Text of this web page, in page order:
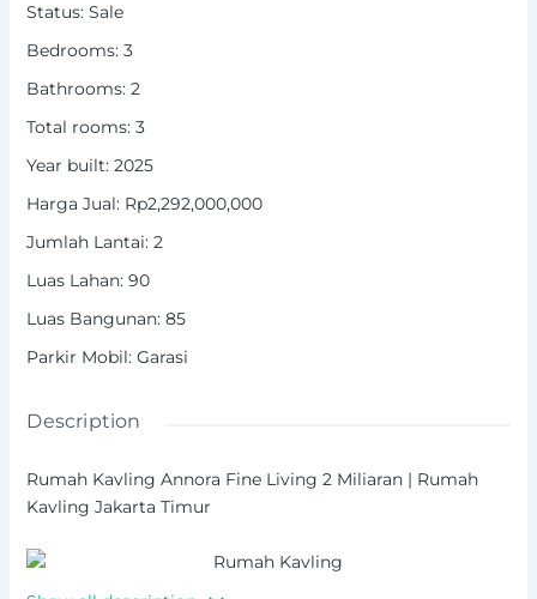
Status: Sale
Bedrooms: 3
Bathrooms: 2
Total rooms: 3
Year built: 2025
Harga Jual: Rp2,292,000,000
Jumlah Lantai: 2
Luas Lahan: 90
Luas Bangunan: 85
Parkir Mobil: Garasi
Description
Rumah Kavling Annora Fine Living 2 Miliaran | Rumah
Kavling Jakarta Timur